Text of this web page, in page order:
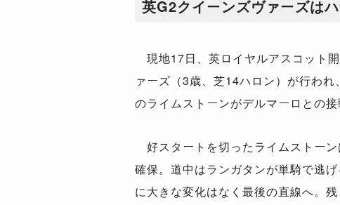
英G2クイーンズヴァーズは
現地17日、英ロイヤルアスコット
ァーズ（3歳、芝14ハロン）が行われ、
のライムストーンがデルマーロとの接
好スタートを切ったライムストーン
確保。道中はランガタンが単騎で逃
に大きな変化はなく最後の直線へ。残